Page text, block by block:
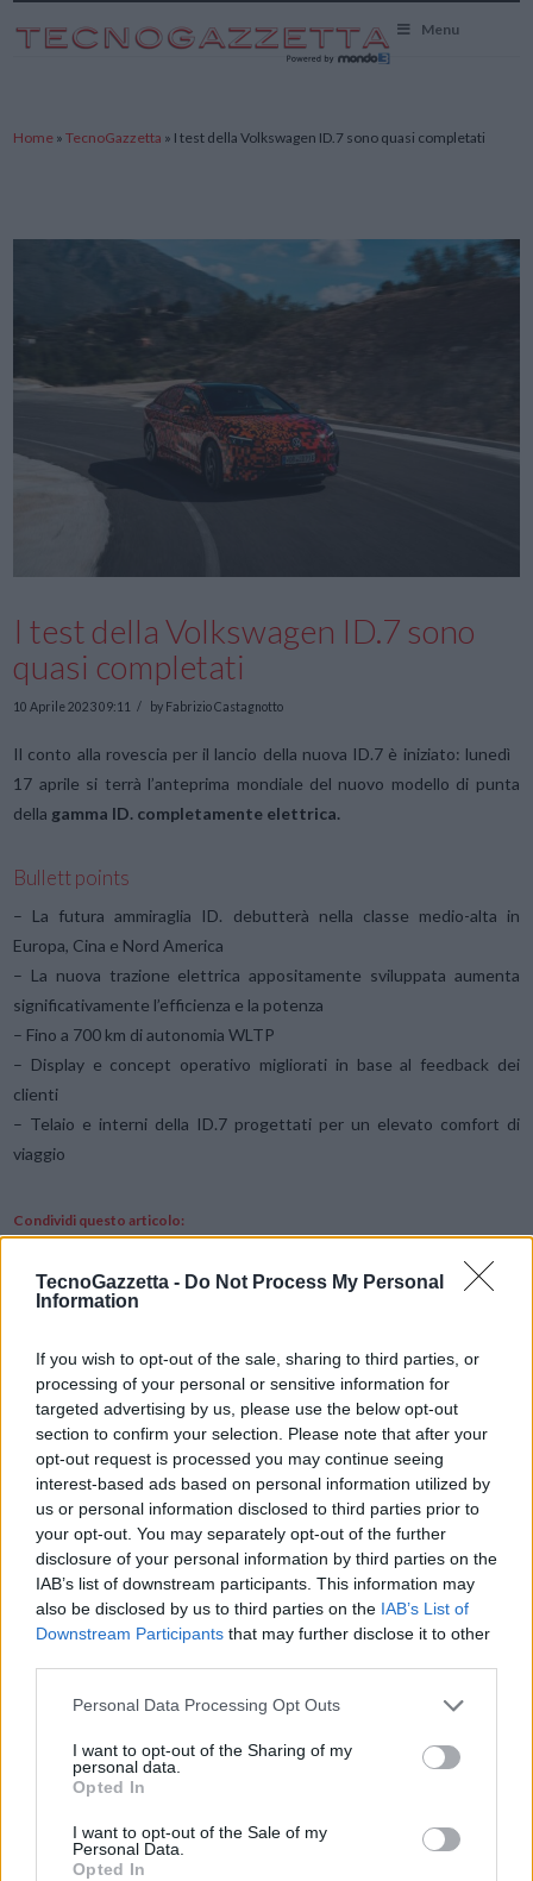
TecnoGazzetta - Do Not Process My Personal
Information
If you wish to opt-out of the sale, sharing to third parties, or
processing of your personal or sensitive information for
targeted advertising by us, please use the below opt-out
section to confirm your selection. Please note that after your
opt-out request is processed you may continue seeing
interest-based ads based on personal information utilized by
us or personal information disclosed to third parties prior to
your opt-out. You may separately opt-out of the further
disclosure of your personal information by third parties on the
IAB’s list of downstream participants. This information may
also be disclosed by us to third parties on the IAB’s List of
Downstream Participants that may further disclose it to other
Personal Data Processing Opt Outs
I want to opt-out of the Sharing of my
personal data.
Opted In
I want to opt-out of the Sale of my
Personal Data.
Opted In
Menu
Home »TecnoGazzetta » I test della Volkswagen ID.7 sono quasi completati
I test della Volkswagen ID.7 sono
quasi completati
10 Aprile 2023 09:11 by Fabrizio Castagnotto
Il conto alla rovescia per il lancio della nuova ID.7 è iniziato: lunedì
17 aprile si terrà l’anteprima mondiale del nuovo modello di punta
della gamma ID. completamente elettrica.
Bullett points
– La futura ammiraglia ID. debutterà nella classe medio-alta in
Europa, Cina e Nord America
– La nuova trazione elettrica appositamente sviluppata aumenta
significativamente l’efficienza e la potenza
– Fino a 700 km di autonomia WLTP
– Display e concept operativo migliorati in base al feedback dei
clienti
– Telaio e interni della ID.7 progettati per un elevato comfort di
viaggio
Condividi questo articolo:
Mastodon
Stampa Altro
Vuoi ricevere gli aggiornamenti delle news di TecnoGazzetta?
Inserisci nome ed indirizzo E-Mail: